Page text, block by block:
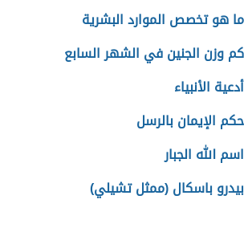
ما هو تخصص الموارد البشرية
كم وزن الجنين في الشهر السابع
أدعية الأنبياء
حكم الإيمان بالرسل
اسم الله الجبار
بيدرو باسكال (ممثل تشيلي)